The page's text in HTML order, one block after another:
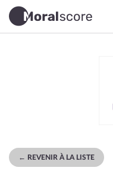
← REVENIR À LA LISTE